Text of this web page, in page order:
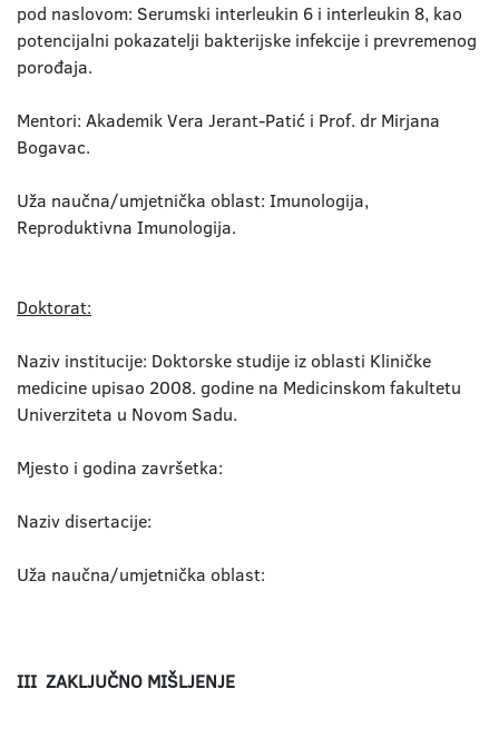
pod naslovom: Serumski interleukin 6 i interleukin 8, kao
potencijalni pokazatelji bakterijske infekcije i prevremenog
porođaja.
Mentori: Akademik Vera Jerant-Patić i Prof. dr Mirjana
Bogavac.
Uža naučna/umjetnička oblast: Imunologija,
Reproduktivna Imunologija.
Doktorat:
Naziv institucije: Doktorske studije iz oblasti Kliničke
medicine upisao 2008. godine na Medicinskom fakultetu
Univerziteta u Novom Sadu.
Mjesto i godina završetka:
Naziv disertacije:
Uža naučna/umjetnička oblast:
III ZAKLJUČNO MIŠLJENJE